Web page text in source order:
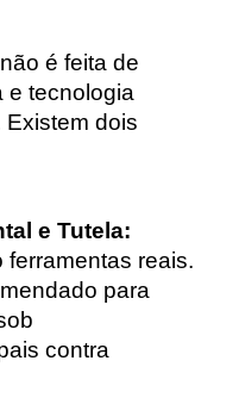
é feita de
e tecnologia
dois
e Tutela:
ferramentas reais.
para
contra